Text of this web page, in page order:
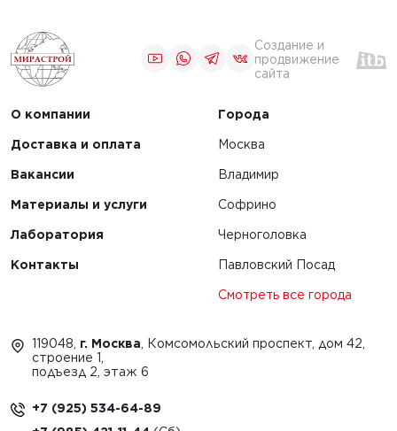
Создание и
продвижение
сайта
О компании
Доставка и оплата
Вакансии
Материалы и услуги
Лаборатория
Контакты
Города
Москва
Владимир
Софрино
Черноголовка
Павловский Посад
Смотреть все города
119048, г. Москва , Комсомольский проспект, дом 42,
строение 1,
подъезд 2, этаж 6
+7 (925) 534-64-89